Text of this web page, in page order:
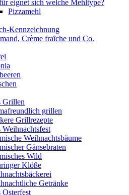
eignet sich welche Mehltype?
Pizzamehl
Kennzeichnung
Crème fraȋche und Co.
Grillen
grillen
Grillrezepte
Weihnachtsbäume
Gänsebraten
Wild
Klöße
Getränke
Osterfest